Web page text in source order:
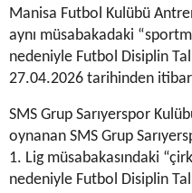
Manisa Futbol Kulübü
aynı müsabakadaki
nedeniyle Futbol Disiplin
27.04.2026 tarihinden
SMS Grup Sarıyerspor
oynanan SMS Grup
1. Lig müsabakasındaki
nedeniyle Futbol Disiplin